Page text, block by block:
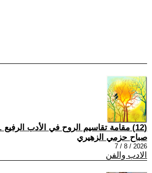
(12) مقامة تقاسيم الروح في الأدب الرفيع .
صباح حزمي الزهيري
2026 / 8 / 7
الادب والفن